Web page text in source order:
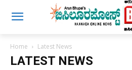
Home Latest News
LATEST NEWS